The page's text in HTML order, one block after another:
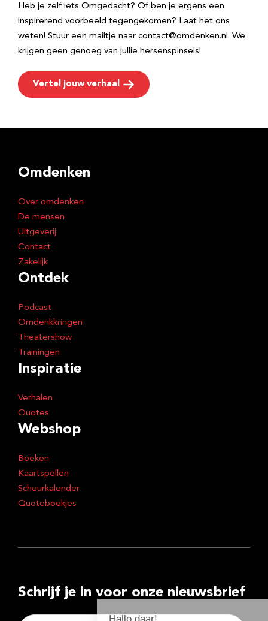
Heb je zelf iets Omgedacht? Of ben je ergens een
inspirerend voorbeeld tegengekomen? Laat het ons
weten! Stuur een mailtje naar contact@omdenken.nl. We
krijgen geen genoeg van jullie hersenspinsels!
Vertel jouw verhaal
Omdenken
Over omdenken
De mensen
Uitgeverij
Contact
Zakelijk
Ontdek
Podcast
Omdenkkringen
Theatershow
Trainingen
Inspiratie
Verhalen
Quotes
Webshop
Boeken
Kaartspellen
Scheurkalender
Quoteboekjes
Schrijf je in voor onze nieuwsbrief